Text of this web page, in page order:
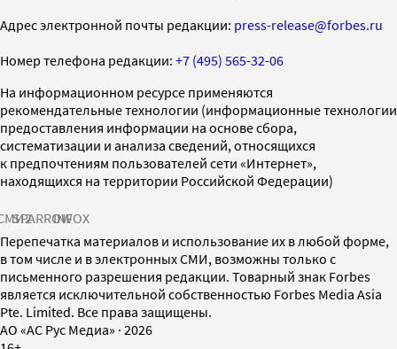
Адрес электронной почты редакции: press-release@forbes.ru
Номер телефона редакции: +7 (495) 565-32-06
На информационном ресурсе применяются
рекомендательные технологии (информационные технологии
предоставления информации на основе сбора,
систематизации и анализа сведений, относящихся
к предпочтениям пользователей сети «Интернет»,
находящихся на территории Российской Федерации)
SPARROWINFOX
Перепечатка материалов и использование их в любой форме,
в том числе и в электронных СМИ, возможны только с
письменного разрешения редакции. Товарный знак Forbes
является исключительной собственностью Forbes Media Asia
Pte. Limited. Все права защищены.
AO «АС Рус Медиа» · 2026